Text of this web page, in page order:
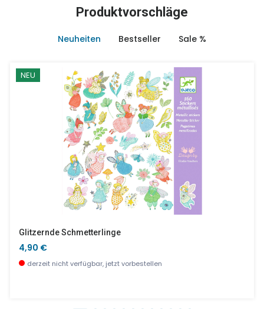
Produktvorschläge
Neuheiten Bestseller Sale %
NEU
Glitzernde Schmetterlinge
4,90 €
derzeit nicht verfügbar, jetzt vorbestellen